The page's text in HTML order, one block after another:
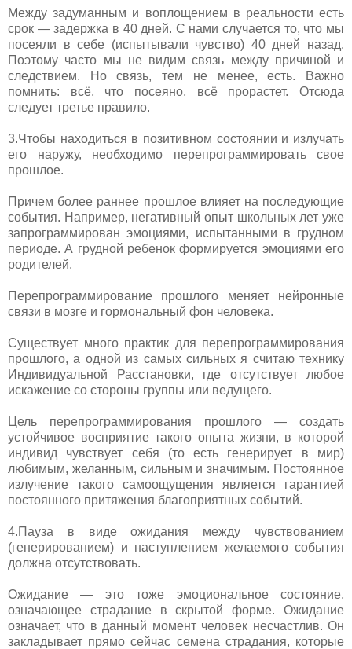
Между задуманным и воплощением в реальности есть
срок — задержка в 40 дней. С нами случается то, что мы
посеяли в себе (испытывали чувство) 40 дней назад.
Поэтому часто мы не видим связь между причиной и
следствием. Но связь, тем не менее, есть. Важно
помнить: всё, что посеяно, всё прорастет. Отсюда
следует третье правило.
3.Чтобы находиться в позитивном состоянии и излучать
его наружу, необходимо перепрограммировать свое
прошлое.
Причем более раннее прошлое влияет на последующие
события. Например, негативный опыт школьных лет уже
запрограммирован эмоциями, испытанными в грудном
периоде. А грудной ребенок формируется эмоциями его
родителей.
Перепрограммирование прошлого меняет нейронные
связи в мозге и гормональный фон человека.
Существует много практик для перепрограммирования
прошлого, а одной из самых сильных я считаю технику
Индивидуальной Расстановки, где отсутствует любое
искажение со стороны группы или ведущего.
Цель перепрограммирования прошлого — создать
устойчивое восприятие такого опыта жизни, в которой
индивид чувствует себя (то есть генерирует в мир)
любимым, желанным, сильным и значимым. Постоянное
излучение такого самоощущения является гарантией
постоянного притяжения благоприятных событий.
4.Пауза в виде ожидания между чувствованием
(генерированием) и наступлением желаемого события
должна отсутствовать.
Ожидание — это тоже эмоциональное состояние,
означающее страдание в скрытой форме. Ожидание
означает, что в данный момент человек несчастлив. Он
закладывает прямо сейчас семена страдания, которые